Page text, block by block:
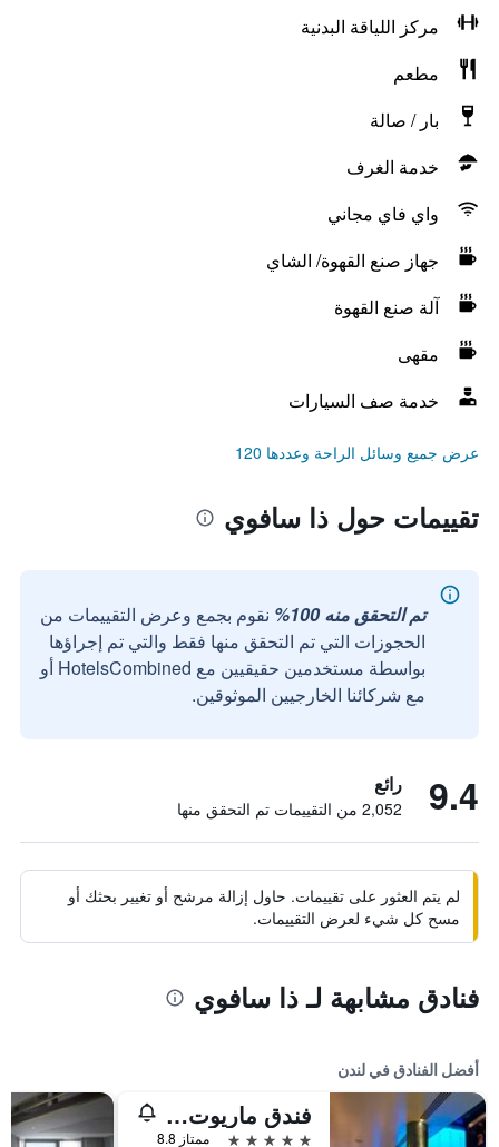
مركز اللياقة البدنية
مطعم
بار / صالة
خدمة الغرف
واي فاي مجاني
جهاز صنع القهوة/ الشاي
آلة صنع القهوة
مقهى
خدمة صف السيارات
عرض جميع وسائل الراحة وعددها 120
تقييمات حول ذا سافوي
تم التحقق منه 100%
نقوم بجمع وعرض التقييمات من
الحجوزات التي تم التحقق منها فقط والتي تم إجراؤها
بواسطة مستخدمين حقيقيين مع HotelsCombined أو
مع شركائنا الخارجيين الموثوقين.
9.4 رائع
2,052 من التقييمات تم التحقق منها
لم يتم العثور على تقييمات. حاول إزالة مرشح أو تغيير بحثك أو
مسح كل شيء لعرض التقييمات.
فنادق مشابهة لـ ذا سافوي
أفضل الفنادق في لندن
فندق ماريوت لندن بارك لاين
5 نجوم ممتاز 8.8